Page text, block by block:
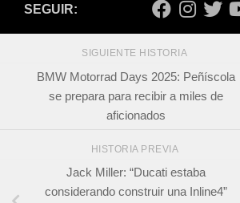
SEGUIR:
SIGUIENTE HISTORIA
BMW Motorrad Days 2025: Peñíscola
se prepara para recibir a miles de
aficionados
HISTORIA PREVIA
Jack Miller: “Ducati estaba
considerando construir una Inline4”